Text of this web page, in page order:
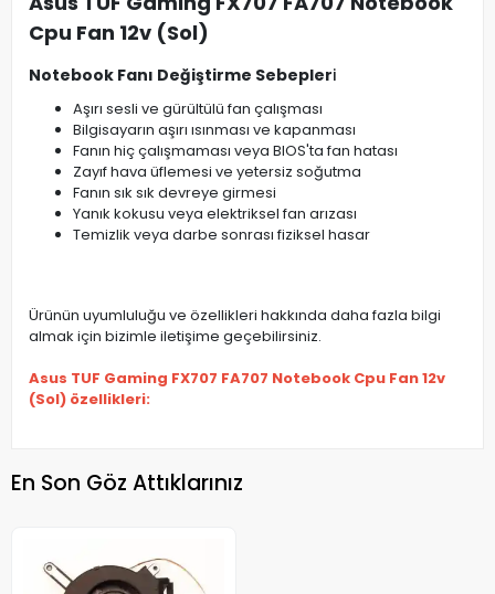
Cpu Fan 12v (Sol)
Notebook Fanı Değiştirme Sebepleri
Aşırı sesli ve gürültülü fan çalışması
Bilgisayarın aşırı ısınması ve kapanması
Fanın hiç çalışmaması veya BIOS'ta fan hatası
Zayıf hava üflemesi ve yetersiz soğutma
Fanın sık sık devreye girmesi
Yanık kokusu veya elektriksel fan arızası
Temizlik veya darbe sonrası fiziksel hasar
Ürünün uyumluluğu ve özellikleri hakkında daha fazla bilgi
almak için bizimle iletişime geçebilirsiniz.
Asus TUF Gaming FX707 FA707 Notebook Cpu Fan 12v
(Sol) özellikleri:
En Son Göz Attıklarınız